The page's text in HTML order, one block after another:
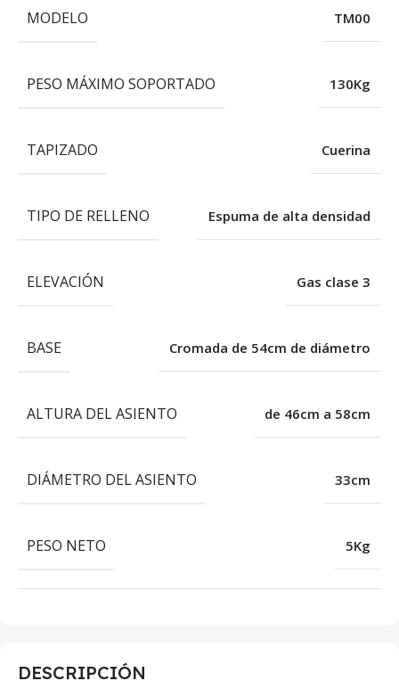
DESCRIPCIÓN
MODELO TM00
PESO MÁXIMO SOPORTADO 130Kg
TAPIZADO Cuerina
TIPO DE RELLENO Espuma de alta densidad
ELEVACIÓN Gas clase 3
BASE Cromada de 54cm de diámetro
ALTURA DEL ASIENTO de 46cm a 58cm
DIÁMETRO DEL ASIENTO 33cm
PESO NETO 5Kg